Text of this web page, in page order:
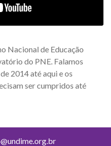
Nacional de Educação
do PNE. Falamos
2014 até aqui e os
ser cumpridos até